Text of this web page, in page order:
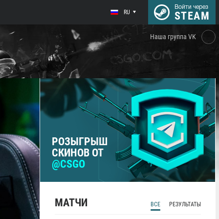
RU
Войти через
STEAM
Наша группа VK
РОЗЫГРЫШ
СКИНОВ ОТ
@CSGO
МАТЧИ ВСЕ РЕЗУЛЬТАТЫ